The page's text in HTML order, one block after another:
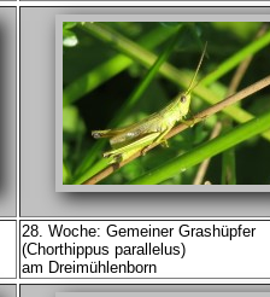
28. Woche: Gemeiner Grashüpfer
(Chorthippus parallelus)
am Dreimühlenborn